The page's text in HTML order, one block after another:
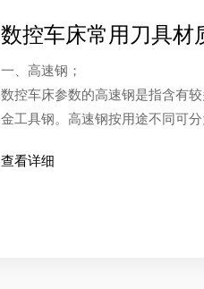
数控车床常用刀具材
一、高速钢；
数控车床参数的高速钢是指含有
金工具钢。高速钢按用途不同可
查看详细